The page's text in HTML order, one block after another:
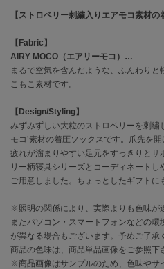
セロン
Clarks Premium
クラークス
CODE A
コードエー
COLE HAAN
コール ハーン
DANSKIN
ダンスキン
【ストロベリー刺繍入りエアモコ素材の
【Fabric】
AIRY MOCO（エアリーモコ）…
まるで空気を含んだような、ふんわり
こもこ素材です。
【Design/Styling】
みずみずしい大粒のストロベリーを刺繍
モコ’素材の着圧ソックスです。爪先を
疲れが溜まりやすい足元をすっきりと
リー柄寝具シリーズとコーディネート
ご用意しました。ちょっとしたギフトに
※照明の関係により、実際よりも色味が
またパソコン・スマートフォンなどの
が異なる場合もございます。予めご了承
商品の色味は、商品単品画像をご参照下
※商品画像はサンプルのため、色味やサ